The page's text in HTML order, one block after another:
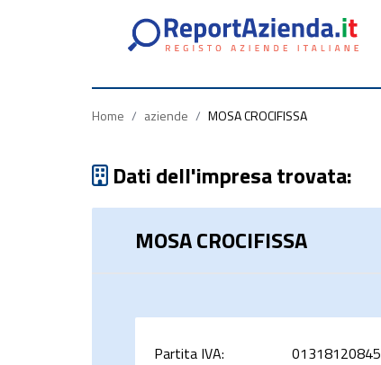
Home / aziende / MOSA CROCIFISSA
Dati dell'impresa trovata:
MOSA CROCIFISSA
Partita IVA:
01318120845